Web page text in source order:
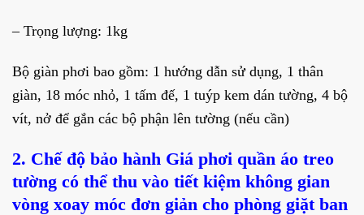
– Trọng lượng: 1kg
Bộ giàn phơi bao gồm: 1 hướng dẫn sử dụng, 1 thân
giàn, 18 móc nhỏ, 1 tấm đế, 1 tuýp kem dán tường, 4 bộ
vít, nở để gắn các bộ phận lên tường (nếu cần)
2. Chế độ bảo hành Giá phơi quần áo treo
tường có thể thu vào tiết kiệm không gian
vòng xoay móc đơn giản cho phòng giặt ban